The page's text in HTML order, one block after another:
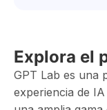
Explora el
GPT Lab es una
experiencia de